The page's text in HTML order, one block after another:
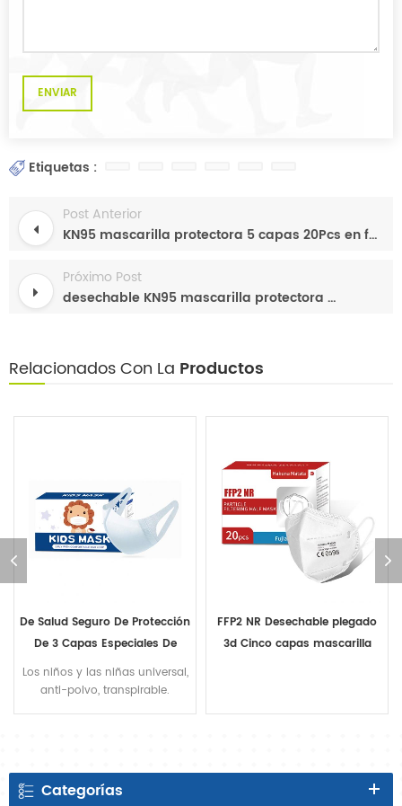
Etiquetas :
Post Anterior
KN95 mascarilla protectora 5 capas 20Pcs en fabricante de cajas en china
Próximo Post
desechable KN95 mascarilla protectora 20Pcs en cajas
Relacionados Con La Productos
Salud Seguro De Protección
De 3 Capas Especiales De
Material De Filtro Máscara De
Niños
Los niños y las niñas universal,
anti-polvo, transpirable.
FFP2 NR Desechable plegado
3d Cinco capas mascarilla
Categorías